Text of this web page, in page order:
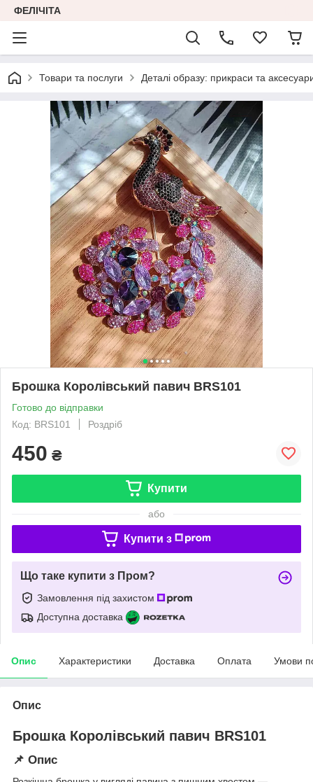
ФЕЛІЧІТА
Товари та послуги Деталі образу: прикраси та
Брошка Королівський павич BRS101
Готово до відправки
Код: BRS101
Роздріб
450 ₴
Купити
або
Купити з
Що таке купити з Пром?
Замовлення під захистом
Доступна доставка
Опис Характеристики Доставка Оплата Умови
Опис
Брошка Королівський павич BRS101
📌 Опис